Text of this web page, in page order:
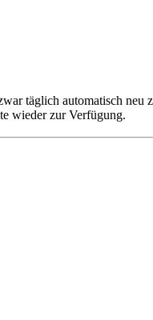
täglich automatisch neu
wieder zur Verfügung.